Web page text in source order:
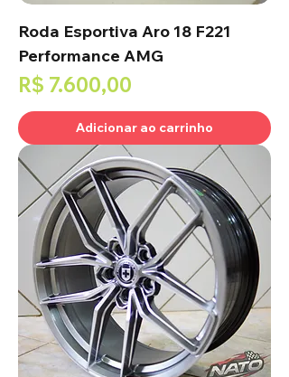
Roda Esportiva Aro 18 F221
Performance AMG
Preço
R$ 7.600,00
Adicionar ao carrinho